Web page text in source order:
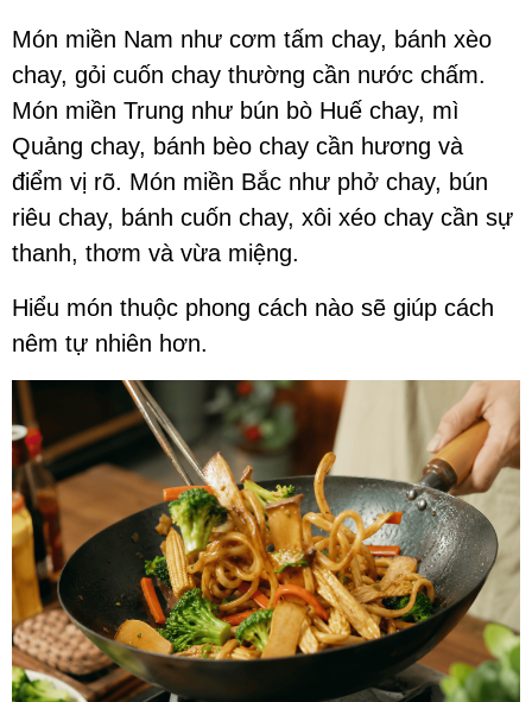
Món miền Nam như cơm tấm chay, bánh xèo
chay, gỏi cuốn chay thường cần nước chấm.
Món miền Trung như bún bò Huế chay, mì
Quảng chay, bánh bèo chay cần hương và
điểm vị rõ. Món miền Bắc như phở chay, bún
riêu chay, bánh cuốn chay, xôi xéo chay cần sự
thanh, thơm và vừa miệng.
Hiểu món thuộc phong cách nào sẽ giúp cách
nêm tự nhiên hơn.